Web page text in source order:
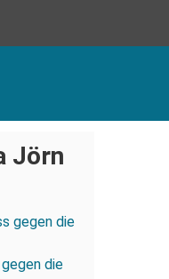
Jörn
gegen die
die